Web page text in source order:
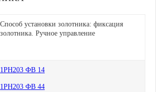
Способ установки золотника: фиксация
золотника. Ручное управление
1РН203 ФВ 14
1РН203 ФВ 44